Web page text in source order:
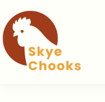
indhold